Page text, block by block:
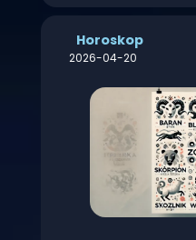
Horoskop
2026-04-20